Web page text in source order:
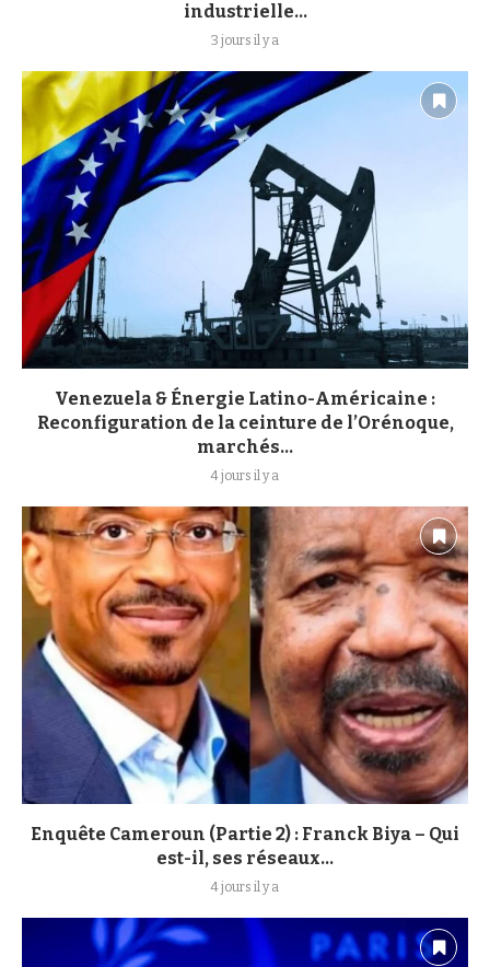
industrielle...
3 jours il y a
Venezuela & Énergie Latino-Américaine :
Reconfiguration de la ceinture de l’Orénoque,
marchés...
4 jours il y a
Enquête Cameroun (Partie 2) : Franck Biya – Qui
est-il, ses réseaux...
4 jours il y a